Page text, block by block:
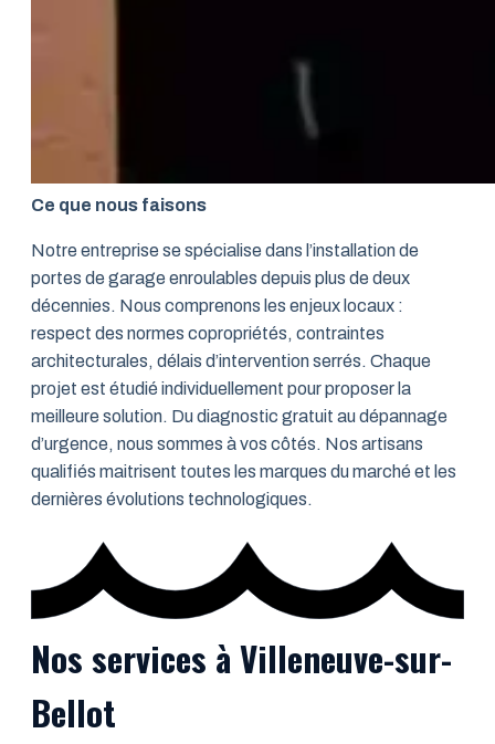
Ce que nous faisons
Notre entreprise se spécialise dans l’installation de
portes de garage enroulables depuis plus de deux
décennies. Nous comprenons les enjeux locaux :
respect des normes copropriétés, contraintes
architecturales, délais d’intervention serrés. Chaque
projet est étudié individuellement pour proposer la
meilleure solution. Du diagnostic gratuit au dépannage
d’urgence, nous sommes à vos côtés. Nos artisans
qualifiés maitrisent toutes les marques du marché et les
dernières évolutions technologiques.
Nos services à Villeneuve-sur-
Bellot